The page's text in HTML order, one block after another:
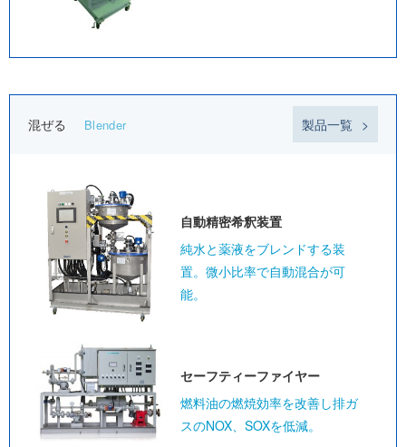
混ぜる Blender 製品一覧
自動精密希釈装置
純水と薬液をブレンドする装
置。微小比率で自動混合が可
能。
セーフティーファイヤー
燃料油の燃焼効率を改善し排ガ
スのNOX、SOXを低減。